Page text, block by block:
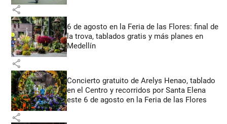
share
6 de agosto en la Feria de las Flores: final de
la trova, tablados gratis y más planes en
Medellín
share
Concierto gratuito de Arelys Henao, tablado
en el Centro y recorridos por Santa Elena
este 6 de agosto en la Feria de las Flores
share